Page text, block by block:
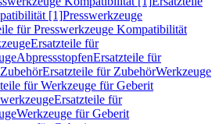
[1]Presswerkzeuge
für Presswerkzeuge Kompatibilität
Ersatzteile für
AbpressstopfenErsatzteile für
ZubehörErsatzteile für ZubehörWerkzeuge
für Werkzeuge für Geberit
Ersatzteile für
Werkzeuge für Geberit